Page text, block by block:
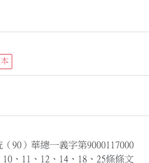
90）華總一義字第9000117000
、11、12、14、18、25條條文